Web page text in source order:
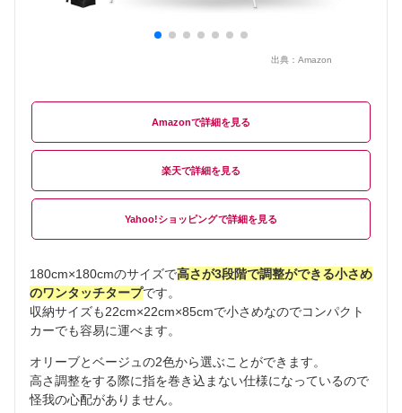
出典： Amazon
Amazon
楽天
Yahoo!ショッピング
180cm×180cmのサイズで高さが3段階で調整ができる小さめ
のワンタッチタープです。
収納サイズも22cm×22cm×85cmで小さめなのでコンパクト
カーでも容易に運べます。
オリーブとベージュの2色から選ぶことができます。
高さ調整をする際に指を巻き込まない仕様になっているので
怪我の心配がありません。